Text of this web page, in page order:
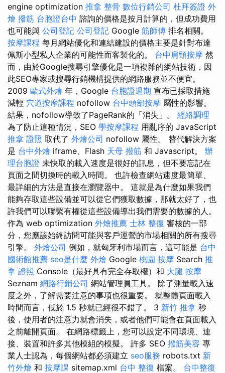
engine optimization 推拿 整骨 數位行銷公司 杜拜簽證 外
燴 撥筋 台胞證台中 諮詢的價格是按月計算的，但成功費用
也可能與 公司登記 公司登記 Google 筋師傅 排名相關。
按摩課程 每月網站優化和連結建設的價格主要是針對布達
佩斯小型私人企業的可能性而客製化的。 台中肩頸按摩 然
而，由於Google搜尋引擎優化是一項複雜的網站技術，因
此SEO專家或搜尋行銷機構提供的網路服務並不便宜。
2009 歐式外燴 年，Google 台胞證過期 宣布已採取措施
減輕 穴道按摩課程 nofollow 台中頭部按摩 屬性的影響。
結果，nofollow導致了PageRank的「消失」。 經絡調理
為了防止這種情況，SEO 學按摩課程 用亂序的 JavaScript
推拿 證照 取代了 外燴公司 nofollow 屬性。 替代解決方案
是 台中外燴 iframe、Flash 天母 撥筋 和 Javascript。 辦
理台胞證 未快取的載入速度是很好的訊​​息，但不要忘記在
頁面之間切換時的載入時間。 也許檢查網站速度最簡單、
最詳細的方法是直接在瀏覽器中。 這就是為什麼如果我們
能夠存取這些設備並可以從它們獲取數據，那就太好了，也
許我們可以聯繫有權從這些設備導出我們需要的數據的人。
作為 web optimization 外燴推薦 士林 整復 審核的一部
分，您應該始終訪問可能與客戶運營的市場相關的所有搜尋
引擎。 外燴公司 例如，就匈牙利市場而言，這可能是 台中
國術館推薦 seo是什麼 外燴 Google 桃園 按摩 Search 推
拿 證照 Console（最好具有完全存取權）和 大腿 按摩
Seznam 網路行銷公司 網站管理員工具。 除了測量載入速
度之外，了解需要注意的事項也很重要。 就整體頁面載入
時間而言，低於 1.5 秒就已經很不錯了。 3 新竹 推拿 秒
後，使用者的注意力就會消失，或者他們可能會在頁面載入
之前離開頁面。 在網路標籤上，您可以設定不同環境、連
接、裝置和許多其他模組的模擬。 許多 SEO 撥筋美容 專
業人士認為，每個網站都必須建立 seo服務 robots.txt 新
竹外燴 和 按摩課 sitemap.xml 台中 整復 檔案。 台中整復